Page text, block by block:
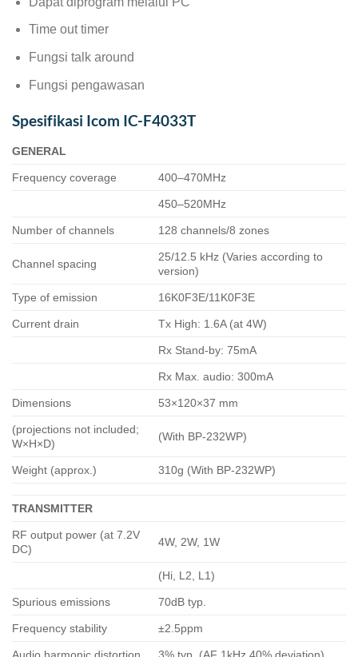
Time out timer
Fungsi talk around
Fungsi pengawasan
Spesifikasi Icom IC-F4033T
GENERAL
Frequency coverage 400–470MHz
450–520MHz
Number of channels 128 channels/8 zones
Channel spacing
25/12.5 kHz (Varies according to
version)
Type of emission 16K0F3E/11K0F3E
Current drain Tx High: 1.6A (at 4W)
Rx Stand-by: 75mA
Rx Max. audio: 300mA
Dimensions 53×120×37 mm
(projections not included;
W×H×D)
(With BP-232WP)
Weight (approx.) 310g (With BP-232WP)
TRANSMITTER
RF output power (at 7.2V
DC)
4W, 2W, 1W
(Hi, L2, L1)
Spurious emissions 70dB typ.
Frequency stability ±2.5ppm